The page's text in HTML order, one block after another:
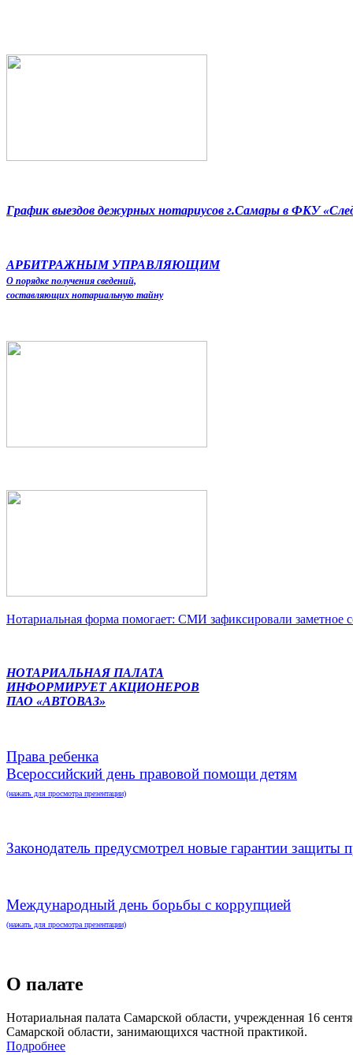
График выездов дежурных нотариусов г.Самары в ФКУ
АРБИТРАЖНЫМ УПРАВЛЯЮЩИМ
О порядке получения сведений,
составляющих нотариальную тайну
Нотариальная форма помогает: СМИ зафиксировали заметное
НОТАРИАЛЬНАЯ ПАЛАТА
ИНФОРМИРУЕТ АКЦИОНЕРОВ
ПАО «АВТОВАЗ»
Права ребенка
Всероссийский день правовой помощи детям
(нажать для просмотра презентации)
Законодатель предусмотрел новые гарантии защиты
Международный день борьбы с коррупцией
(нажать для просмотра презентации)
О палате
Нотариальная палата Самарской области, учрежденная 16
Самарской области, занимающихся частной практикой.
Подробнее